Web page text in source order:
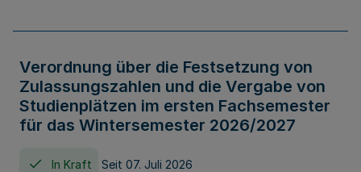
Verordnung über die Festsetzung von
Zulassungszahlen und die Vergabe von
Studienplätzen im ersten Fachsemester
für das Wintersemester 2026/2027
In Kraft Seit 07. Juli 2026